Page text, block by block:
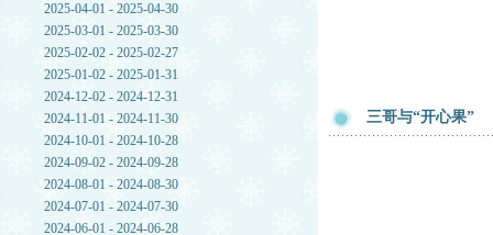
2025-04-01 - 2025-04-30
2025-03-01 - 2025-03-30
2025-02-02 - 2025-02-27
2025-01-02 - 2025-01-31
2024-12-02 - 2024-12-31
2024-11-01 - 2024-11-30
2024-10-01 - 2024-10-28
2024-09-02 - 2024-09-28
2024-08-01 - 2024-08-30
2024-07-01 - 2024-07-30
2024-06-01 - 2024-06-28
三哥与“开心果”